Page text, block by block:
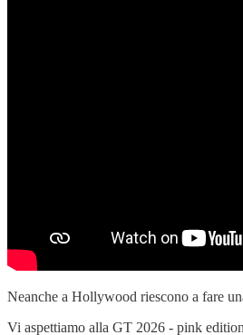
Neanche a Hollywood riescono a fare
Vi aspettiamo alla GT 2026 - pink